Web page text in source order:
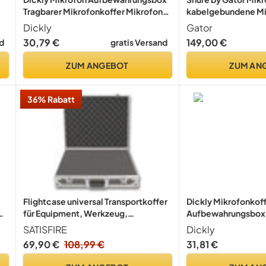
Tragbarer Mikrofonkoffer Mikrofon
Equipment Schutzcase
Handmikrofon Tragetasche mit
Stabilem Polyester Und Schwamm
Dickly
30,79 €
gratis Versand
ZUM ANGEBOT
kabelgebundene
MICCASE15),
Gator
149,00 €
ZUM
36% Rabatt
Flightcase universal Transportkoffer
für Equipment, Werkzeug,
technische Geräte | mit universell
anpassbarem Schaumstoff |
Schutzkiste, abschließbar | ACC-2
SATISFIRE
69,90 € 108,99 €
Dickly
Schaumstoffkoffer,
stoßfester
Tragekoffer,
Dickly
31,81 €